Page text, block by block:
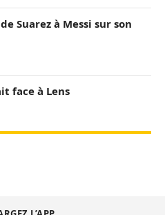
Suarez à Messi sur son
face à Lens